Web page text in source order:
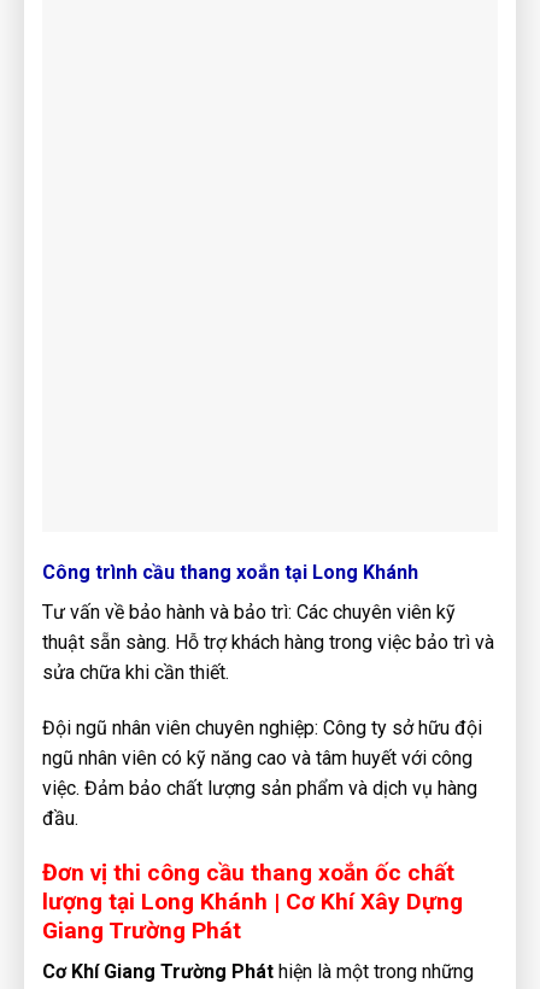
Công trình cầu thang xoắn tại Long Khánh
Tư vấn về bảo hành và bảo trì: Các chuyên viên kỹ
thuật sẵn sàng. Hỗ trợ khách hàng trong việc bảo trì và
sửa chữa khi cần thiết.
Đội ngũ nhân viên chuyên nghiệp: Công ty sở hữu đội
ngũ nhân viên có kỹ năng cao và tâm huyết với công
việc. Đảm bảo chất lượng sản phẩm và dịch vụ hàng
đầu.
Đơn vị thi công cầu thang xoắn ốc chất
lượng tại Long Khánh | Cơ Khí Xây Dựng
Giang Trường Phát
Cơ Khí Giang Trường Phát hiện là một trong những